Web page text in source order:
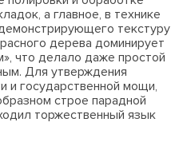
а главное, в технике
текстуру
дерева доминирует
что делало даже простой
Для утверждения
и государственной мощи,
строе парадной
торжественный язык